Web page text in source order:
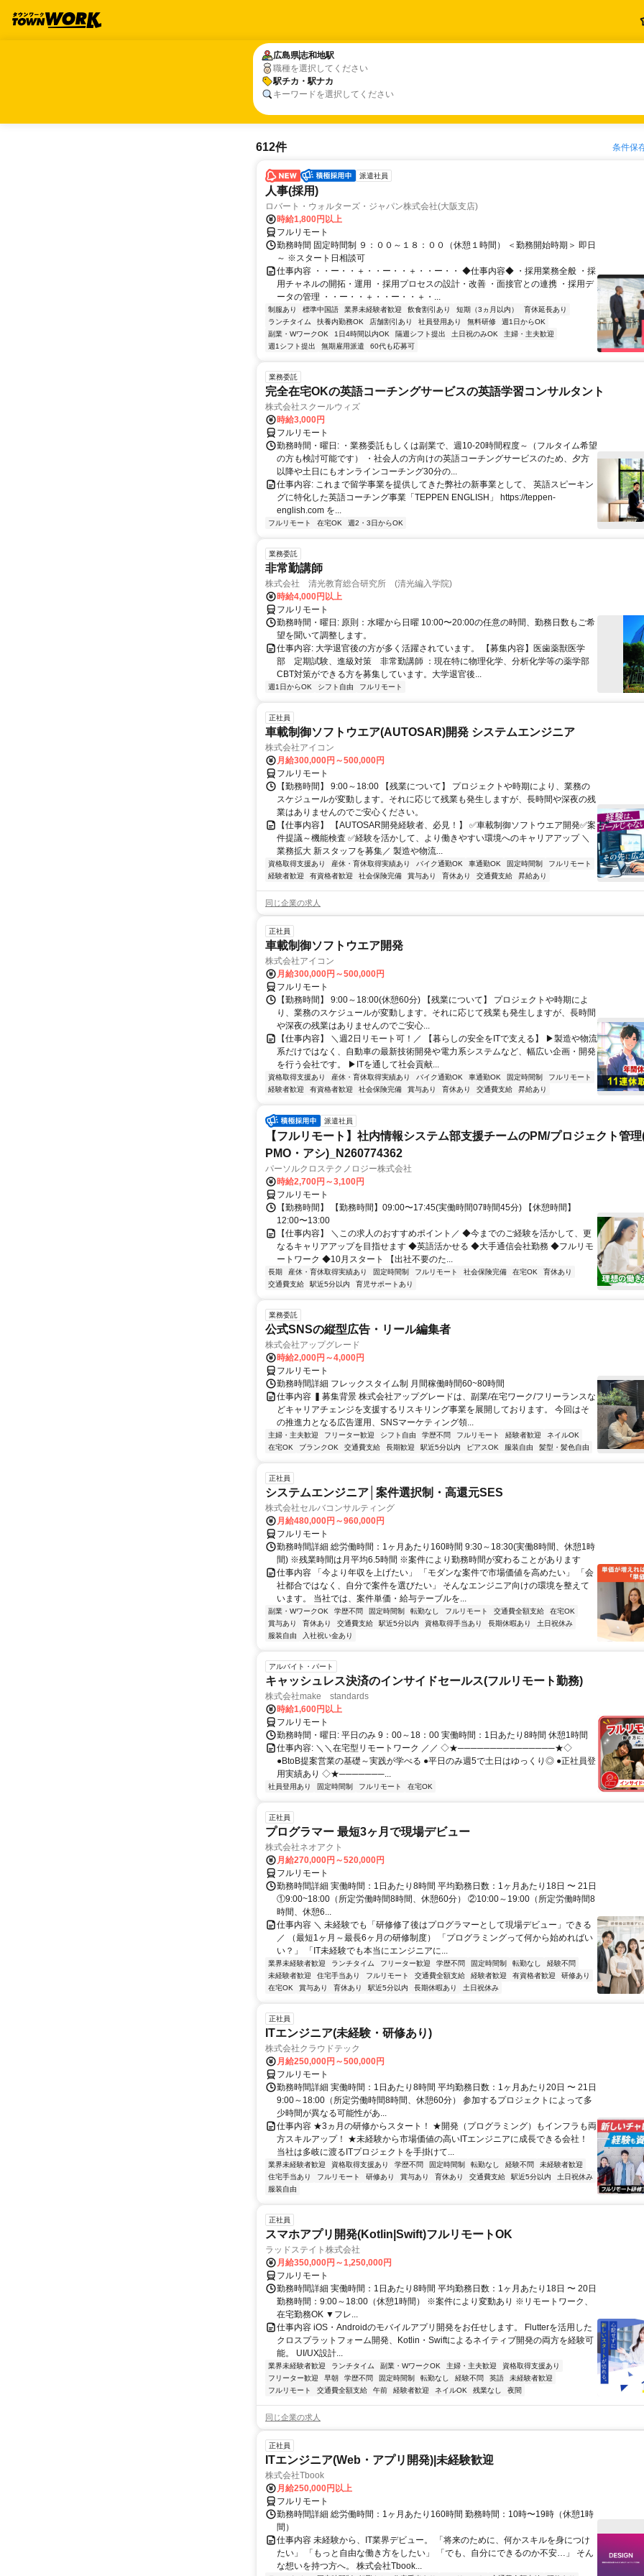
広島県志和地駅
職種を選択してください
駅チカ・駅ナカ
キーワードを選択してください
広島県志和地駅
駅チカ・駅ナカ
612件 条件保
派遣社員
人事(採用)
ロバート・ウォルターズ・ジャパン株式会社(大阪支店)
時給1,800円以上
フルリモート
勤務時間 固定時間制 ９：００～１８：００（休憩１時間） ＜勤務開始時期＞ 即日
～ ※スタート日相談可
仕事内容 ・・ー・・＋・・ー・・＋・・ー・・ ◆仕事内容◆ ・採用業務全般 ・採
用チャネルの開拓・運用 ・採用プロセスの設計・改善 ・面接官との連携 ・採用デ
ータの管理 ・・ー・・＋・・ー・・＋・...
制服あり 標準中国語 業界未経験者歓迎 飲食割引あり 短期（3ヵ月以内）
育休延長あり
ランチタイム
扶養内勤務OK 店舗割引あり 社員登用あり 無料研修
週1日からOK
副業・WワークOK
1日4時間以内OK 隔週シフト提出 土日祝のみOK
主婦・主夫歓迎
週1シフト提出
無期雇用派遣 60代も応募可
業務委託
完全在宅OKの英語コーチングサービスの英語学習コンサルタント
株式会社スクールウィズ
時給3,000円
フルリモート
勤務時間・曜日: ・業務委託もしくは副業で、週10-20時間程度～（フルタイム希望
の方も検討可能です） ・社会人の方向けの英語コーチングサービスのため、夕方
以降や土日にもオンラインコーチング30分の...
仕事内容: これまで留学事業を提供してきた弊社の新事業として、 英語スピーキン
グに特化した英語コーチング事業「TEPPEN ENGLISH」 https://teppen-
english.com を...
フルリモート 在宅OK 週2・3日からOK
業務委託
非常勤講師
株式会社 清光教育総合研究所 (清光編入学院)
時給4,000円以上
フルリモート
勤務時間・曜日: 原則：水曜から日曜 10:00〜20:00の任意の時間、勤務日数もご希
望を聞いて調整します。
仕事内容: 大学退官後の方が多く活躍されています。 【募集内容】医歯薬獣医学
部 定期試験、進級対策 非常勤講師 ：現在特に物理化学、分析化学等の薬学部
CBT対策ができる方を募集しています。大学退官後...
週1日からOK シフト自由 フルリモート
正社員
車載制御ソフトウエア(AUTOSAR)開発 システムエンジニア
株式会社アイコン
月給300,000円～500,000円
フルリモート
【勤務時間】 9:00～18:00 【残業について】 プロジェクトや時期により、業務の
スケジュールが変動します。それに応じて残業も発生しますが、長時間や深夜の残
業はありませんのでご安心ください。
【仕事内容】 【AUTOSAR開発経験者、必見！】 ✅車載制御ソフトウエア開発✅案
件提議～機能検査 ✅経験を活かして、より働きやすい環境へのキャリアアップ ＼
業務拡大 新スタッフを募集／ 製造や物流...
資格取得支援あり 産休・育休取得実績あり バイク通勤OK 車通勤OK 固定時間制
フルリモート
経験者歓迎
有資格者歓迎 社会保険完備 賞与あり 育休あり 交通費支給 昇給あり
同じ企業の求人
正社員
車載制御ソフトウエア開発
株式会社アイコン
月給300,000円～500,000円
フルリモート
【勤務時間】 9:00～18:00(休憩60分) 【残業について】 プロジェクトや時期によ
り、業務のスケジュールが変動します。それに応じて残業も発生しますが、長時間
や深夜の残業はありませんのでご安心...
【仕事内容】 ＼週2日リモート可！／ 【暮らしの安全をITで支える】 ▶製造や物流
系だけではなく、自動車の最新技術開発や電力系システムなど、幅広い企画・開発
を行う会社です。 ▶ITを通して社会貢献...
資格取得支援あり 産休・育休取得実績あり バイク通勤OK 車通勤OK 固定時間制
フルリモート
経験者歓迎
有資格者歓迎 社会保険完備 賞与あり 育休あり 交通費支給 昇給あり
派遣社員
【フルリモート】社内情報システム部支援チームのPM/プロジェクト管
PMO・アシ)_N260774362
パーソルクロステクノロジー株式会社
時給2,700円～3,100円
フルリモート
【勤務時間】 【勤務時間】09:00〜17:45(実働時間07時間45分) 【休憩時間】
12:00〜13:00
【仕事内容】 ＼この求人のおすすめポイント／ ◆今までのご経験を活かして、更
なるキャリアアップを目指せます ◆英語活かせる ◆大手通信会社勤務 ◆フルリモ
ートワーク ◆10月スタート 【出社不要のた...
長期 産休・育休取得実績あり 固定時間制 フルリモート 社会保険完備 在宅OK
育休あり
交通費支給
駅近5分以内 育児サポートあり
業務委託
公式SNSの縦型広告・リール編集者
株式会社アップグレード
時給2,000円～4,000円
フルリモート
勤務時間詳細 フレックスタイム制 月間稼働時間60~80時間
仕事内容 ▍募集背景 株式会社アップグレードは、副業/在宅ワーク/フリーランスな
どキャリアチェンジを支援するリスキリング事業を展開しております。 今回はそ
の推進力となる広告運用、SNSマーケティング領...
主婦・主夫歓迎 フリーター歓迎 シフト自由 学歴不問 フルリモート 経験者歓迎
ネイルOK
在宅OK
ブランクOK 交通費支給 長期歓迎 駅近5分以内 ピアスOK 服装自由 髪型・髪色自由
正社員
システムエンジニア│案件選択制・高還元SES
株式会社セルバコンサルティング
月給480,000円～960,000円
フルリモート
勤務時間詳細 総労働時間：1ヶ月あたり160時間 9:30～18:30(実働8時間、休憩1時
間) ※残業時間は月平均6.5時間 ※案件により勤務時間が変わることがあります
仕事内容 「今より年収を上げたい」 「モダンな案件で市場価値を高めたい」 「会
社都合ではなく、自分で案件を選びたい」 そんなエンジニア向けの環境を整えて
います。 当社では、案件単価・給与テーブルを...
副業・WワークOK 学歴不問 固定時間制 転勤なし フルリモート 交通費全額支給
在宅OK
賞与あり
育休あり 交通費支給 駅近5分以内 資格取得手当あり 長期休暇あり
土日祝休み
服装自由
入社祝い金あり
アルバイト・パート
キャッシュレス決済のインサイドセールス(フルリモート勤務)
株式会社make standards
時給1,600円以上
フルリモート
勤務時間・曜日: 平日のみ 9：00～18：00 実働時間：1日あたり8時間 休憩1時間
仕事内容: ＼＼在宅型リモートワーク ／／ ◇★───────────────★◇
●BtoB提案営業の基礎～実践が学べる ●平日のみ週5で土日はゆっくり◎ ●正社員登
用実績あり ◇★───────...
社員登用あり 固定時間制 フルリモート 在宅OK
正社員
プログラマー 最短3ヶ月で現場デビュー
株式会社ネオアクト
月給270,000円～520,000円
フルリモート
勤務時間詳細 実働時間：1日あたり8時間 平均勤務日数：1ヶ月あたり18日 〜 21日
①9:00~18:00（所定労働時間8時間、休憩60分） ②10:00～19:00（所定労働時間8
時間、休憩6...
仕事内容 ＼ 未経験でも「研修修了後はプログラマーとして現場デビュー」できる
／ （最短1ヶ月～最長6ヶ月の研修制度） 「プログラミングって何から始めればい
い？」 「IT未経験でも本当にエンジニアに...
業界未経験者歓迎 ランチタイム フリーター歓迎 学歴不問 固定時間制 転勤なし
経験不問
未経験者歓迎
住宅手当あり フルリモート 交通費全額支給 経験者歓迎 有資格者歓迎
研修あり
在宅OK
賞与あり 育休あり 駅近5分以内 長期休暇あり 土日祝休み
正社員
ITエンジニア(未経験・研修あり)
株式会社クラウドテック
月給250,000円～500,000円
フルリモート
勤務時間詳細 実働時間：1日あたり8時間 平均勤務日数：1ヶ月あたり20日 〜 21日
9:00～18:00（所定労働時間8時間、休憩60分） 参加するプロジェクトによって多
少時間が異なる可能性があ...
仕事内容 ★3ヵ月の研修からスタート！ ★開発（プログラミング）もインフラも両
方スキルアップ！ ★未経験から市場価値の高いITエンジニアに成長できる会社！
当社は多岐に渡るITプロジェクトを手掛けて...
業界未経験者歓迎 資格取得支援あり 学歴不問 固定時間制 転勤なし 経験不問
未経験者歓迎
住宅手当あり
フルリモート 研修あり 賞与あり 育休あり 交通費支給 駅近5分以内
土日祝休み
服装自由
正社員
スマホアプリ開発(Kotlin|Swift)フルリモートOK
ラッドステイト株式会社
月給350,000円～1,250,000円
フルリモート
勤務時間詳細 実働時間：1日あたり8時間 平均勤務日数：1ヶ月あたり18日 〜 20日
勤務時間：9:00～18:00（休憩1時間） ※案件により変動あり ※リモートワーク、
在宅勤務OK ▼フレ...
仕事内容 iOS・Androidのモバイルアプリ開発をお任せします。 Flutterを活用した
クロスプラットフォーム開発、Kotlin・Swiftによるネイティブ開発の両方を経験可
能。 UI/UX設計...
業界未経験者歓迎 ランチタイム 副業・WワークOK 主婦・主夫歓迎
資格取得支援あり
フリーター歓迎
早朝 学歴不問 固定時間制 転勤なし 経験不問 英語
未経験者歓迎
フルリモート
交通費全額支給 午前 経験者歓迎 ネイルOK 残業なし 夜間
同じ企業の求人
正社員
ITエンジニア(Web・アプリ開発)|未経験歓迎
株式会社Tbook
月給250,000円以上
フルリモート
勤務時間詳細 総労働時間：1ヶ月あたり160時間 勤務時間：10時〜19時（休憩1時
間）
仕事内容 未経験から、IT業界デビュー。 「将来のために、何かスキルを身につけ
たい」 「もっと自由な働き方をしたい」 「でも、自分にできるのか不安…」 そん
な想いを持つ方へ。 株式会社Tbook...